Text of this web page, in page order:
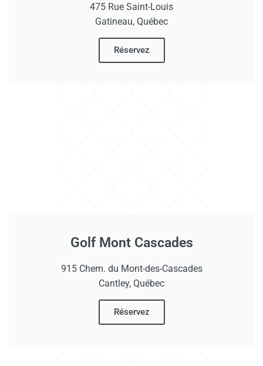
475 Rue Saint-Louis
Gatineau, Québec
Réservez
Golf Mont Cascades
915 Chem. du Mont-des-Cascades
Cantley, Québec
Réservez